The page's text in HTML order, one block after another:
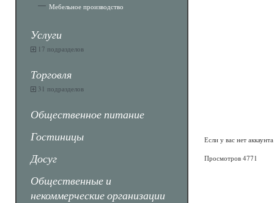
Мебельное производство
Услуги
17 подразделов
Торговля
31 подразделов
Общественное питание
Гостиницы
Досуг
Общественные и
некоммерческие организации
Если у вас нет
Просмотров 4771